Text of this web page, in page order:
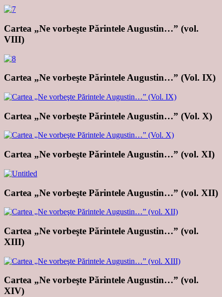
Cartea „Ne vorbeşte Părintele Augustin…” (vol.
VIII)
Cartea „Ne vorbeşte Părintele Augustin…” (Vol. IX)
Cartea „Ne vorbeşte Părintele Augustin…” (Vol. X)
Cartea „Ne vorbeşte Părintele Augustin…” (vol. XI)
Cartea „Ne vorbeşte Părintele Augustin…” (vol. XII)
Cartea „Ne vorbeşte Părintele Augustin…” (vol.
XIII)
Cartea „Ne vorbeşte Părintele Augustin…” (vol.
XIV)